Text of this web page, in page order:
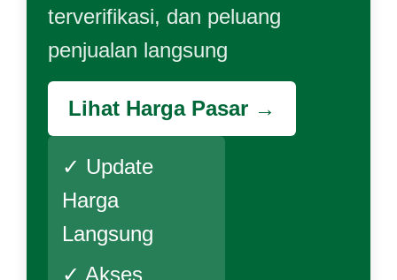
terverifikasi, dan peluang
penjualan langsung
Lihat Harga Pasar →
✓ Update
Harga
Langsung
✓ Akses